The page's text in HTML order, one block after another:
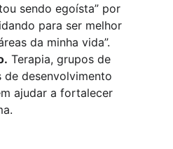
sendo egoísta” por
para ser melhor
da minha vida”.
Terapia, grupos de
desenvolvimento
ajudar a fortalecer